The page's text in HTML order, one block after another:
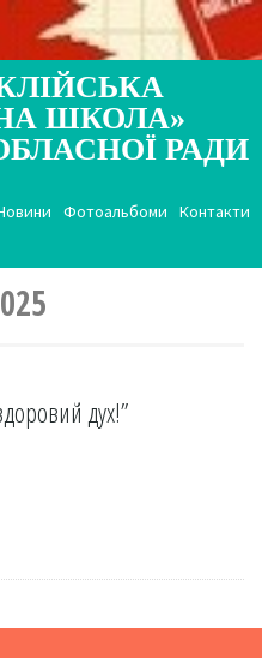
ШКОЛА»
РАДИ
Фотоальбоми Контакти
дух!”